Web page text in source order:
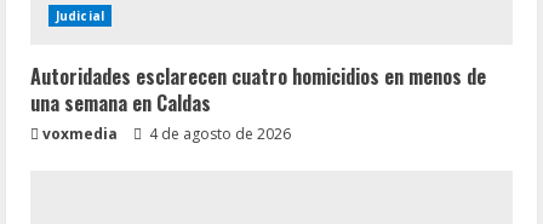
Judicial
Autoridades esclarecen cuatro homicidios en menos de
una semana en Caldas
voxmedia 4 de agosto de 2026